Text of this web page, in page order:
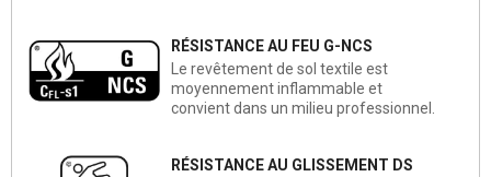
RÉSISTANCE AU FEU G-NCS
Le revêtement de sol textile est
moyennement inflammable et
convient dans un milieu professionnel.
RÉSISTANCE AU GLISSEMENT DS